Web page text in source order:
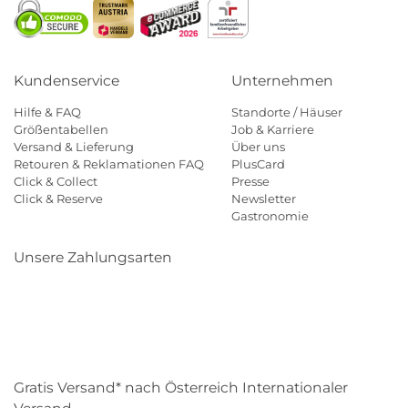
Kundenservice
Hilfe & FAQ
Größentabellen
Versand & Lieferung
Retouren & Reklamationen FAQ
Click & Collect
Click & Reserve
Unternehmen
Standorte / Häuser
Job & Karriere
Über uns
PlusCard
Presse
Newsletter
Gastronomie
Unsere Zahlungsarten
Gratis Versand* nach Österreich Internationaler